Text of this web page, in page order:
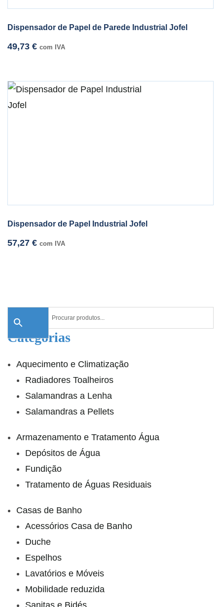
Dispensador de Papel de Parede Industrial Jofel
49,73 € com IVA
Dispensador de Papel Industrial Jofel
57,27 € com IVA
Categorias
Aquecimento e Climatização
Radiadores Toalheiros
Salamandras a Lenha
Salamandras a Pellets
Armazenamento e Tratamento Água
Depósitos de Água
Fundição
Tratamento de Águas Residuais
Casas de Banho
Acessórios Casa de Banho
Duche
Espelhos
Lavatórios e Móveis
Mobilidade reduzida
Sanitas e Bidés